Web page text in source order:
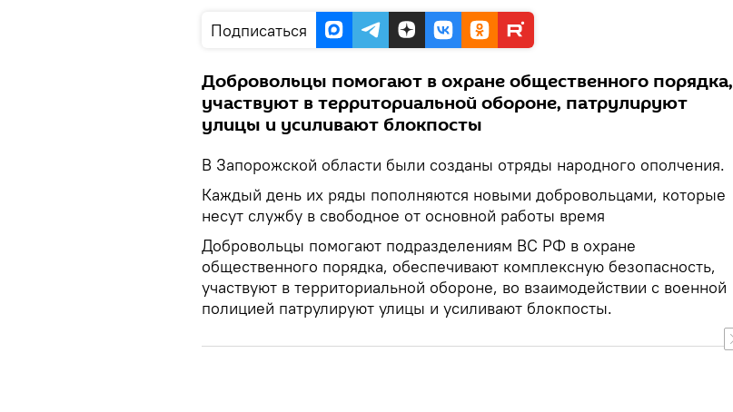
Подписаться
Добровольцы помогают в охране общественного порядка,
участвуют в территориальной обороне, патрулируют
улицы и усиливают блокпосты
В Запорожской области были созданы отряды народного ополчения.
Каждый день их ряды пополняются новыми добровольцами, которые
несут службу в свободное от основной работы время
Добровольцы помогают подразделениям ВС РФ в охране
общественного порядка, обеспечивают комплексную безопасность,
участвуют в территориальной обороне, во взаимодействии с военной
полицией патрулируют улицы и усиливают блокпосты.